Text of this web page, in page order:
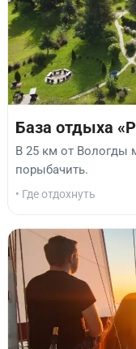
База отдыха
В 25 км от Вологды
порыбачить.
• Где отдохнуть